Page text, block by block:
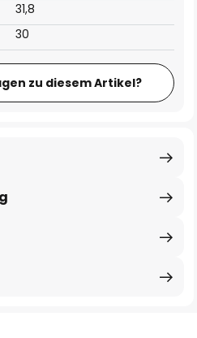
31,8
30
zu diesem Artikel?